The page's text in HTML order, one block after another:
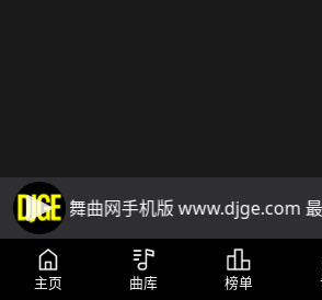
DJ阁舞曲网手机版 www.djge.com
主页 曲库 榜单